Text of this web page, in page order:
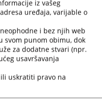
iz vašeg
uređaja, varijable o
i bez njih web
svom punom obimu, dok
za dodatne stvari (npr.
usavršavanja
uskratiti pravo na